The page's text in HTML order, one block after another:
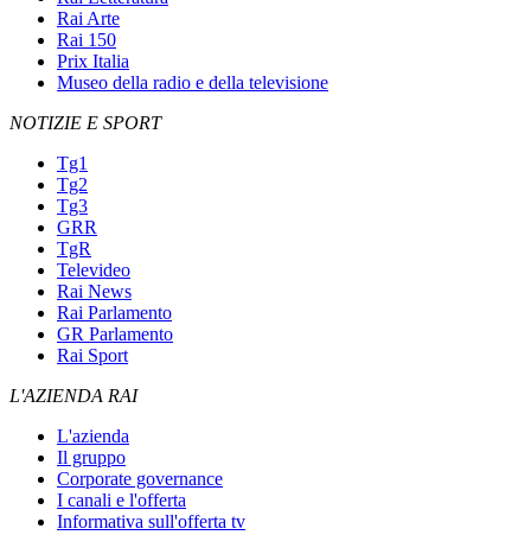
Rai Arte
Rai 150
Prix Italia
Museo della radio e della televisione
NOTIZIE E SPORT
Tg1
Tg2
Tg3
GRR
TgR
Televideo
Rai News
Rai Parlamento
GR Parlamento
Rai Sport
L'AZIENDA RAI
L'azienda
Il gruppo
Corporate governance
I canali e l'offerta
Informativa sull'offerta tv